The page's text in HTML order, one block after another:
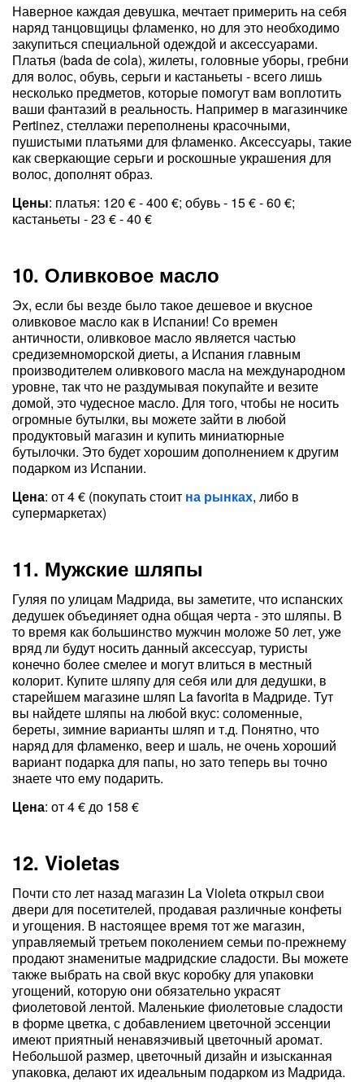
Наверное каждая девушка, мечтает примерить на себя
наряд танцовщицы фламенко, но для это необходимо
закупиться специальной одеждой и аксессуарами.
Платья (bada de cola), жилеты, головные уборы, гребни
для волос, обувь, серьги и кастаньеты - всего лишь
несколько предметов, которые помогут вам воплотить
ваши фантазий в реальность. Например в магазинчике
Pertinez, стеллажи переполнены красочными,
пушистыми платьями для фламенко. Аксессуары, такие
как сверкающие серьги и роскошные украшения для
волос, дополнят образ.
Цены: платья: 120 € - 400 €; обувь - 15 € - 60 €;
кастаньеты - 23 € - 40 €
10. Оливковое масло
Эх, если бы везде было такое дешевое и вкусное
оливковое масло как в Испании! Со времен
античности, оливковое масло является частью
средиземноморской диеты, а Испания главным
производителем оливкового масла на международном
уровне, так что не раздумывая покупайте и везите
домой, это чудесное масло. Для того, чтобы не носить
огромные бутылки, вы можете зайти в любой
продуктовый магазин и купить миниатюрные
бутылочки. Это будет хорошим дополнением к другим
подарком из Испании.
Цена: от 4 € (покупать стоит на рынках, либо в
супермаркетах)
11. Мужские шляпы
Гуляя по улицам Мадрида, вы заметите, что испанских
дедушек объединяет одна общая черта - это шляпы. В
то время как большинство мужчин моложе 50 лет, уже
вряд ли будут носить данный аксессуар, туристы
конечно более смелее и могут влиться в местный
колорит. Купите шляпу для себя или для дедушки, в
старейшем магазине шляп La favorita в Мадриде. Тут
вы найдете шляпы на любой вкус: соломенные,
береты, зимние варианты шляп и т.д. Понятно, что
наряд для фламенко, веер и шаль, не очень хороший
вариант подарка для папы, но зато теперь вы точно
знаете что ему подарить.
Цена: от 4 € до 158 €
12. Violetas
Почти сто лет назад магазин La Violeta открыл свои
двери для посетителей, продавая различные конфеты
и угощения. В настоящее время тот же магазин,
управляемый третьем поколением семьи по-прежнему
продают знаменитые мадридские сладости. Вы можете
также выбрать на свой вкус коробку для упаковки
угощений, которую они обязательно украсят
фиолетовой лентой. Маленькие фиолетовые сладости
в форме цветка, с добавлением цветочной эссенции
имеют приятный ненавязчивый цветочный аромат.
Небольшой размер, цветочный дизайн и изысканная
упаковка, делают их идеальным подарком из Мадрида.